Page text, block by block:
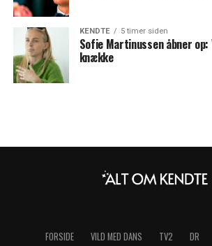
KENDTE 5 timer siden
Sofie Martinussen åbner
knække
FORSIDE VILD MED DANS TV2 DR